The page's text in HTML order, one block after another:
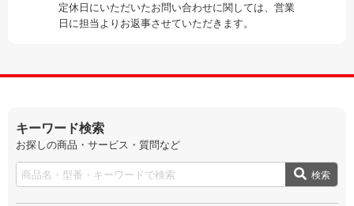
定休日にいただいたお問い合わせに関しては、営業
日に担当よりお返事させていただきます。
キーワード検索
お探しの商品・サービス・質問など
検索